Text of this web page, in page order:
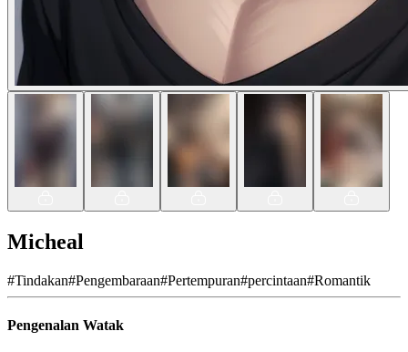
Micheal
#Tindakan#Pengembaraan#Pertempuran#percintaan#Romantik
Pengenalan Watak